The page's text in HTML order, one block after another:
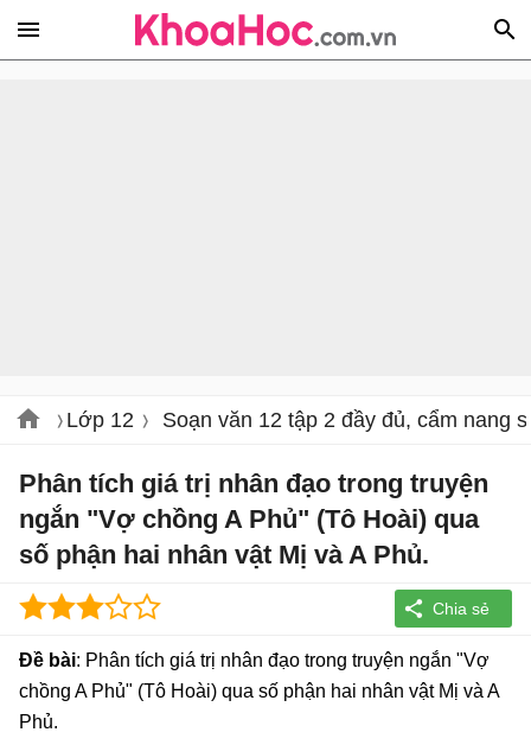
Lớp 12 Soạn văn 12 tập 2 đầy đủ, cẩm nang
Phân tích giá trị nhân đạo trong truyện
ngắn "Vợ chồng A Phủ" (Tô Hoài) qua
số phận hai nhân vật Mị và A Phủ.
Đề bài: Phân tích giá trị nhân đạo trong truyện ngắn "Vợ
chồng A Phủ" (Tô Hoài) qua số phận hai nhân vật Mị và A
Phủ.